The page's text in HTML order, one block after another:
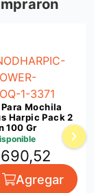
Mochila
Harpic Pack 2
100 Gr
Agregar